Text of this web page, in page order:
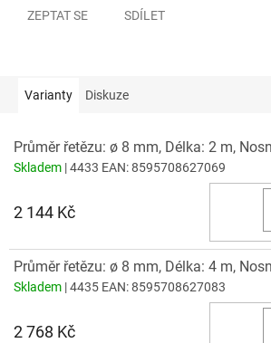
ZEPTAT SE SDÍLET
Varianty Diskuze
Průměr řetězu: ø 8 mm, Délka: 2 m,
Skladem | 4433 EAN:8595708627069
2 144 Kč
Průměr řetězu: ø 8 mm, Délka: 4 m,
Skladem | 4435 EAN:8595708627083
2 768 Kč